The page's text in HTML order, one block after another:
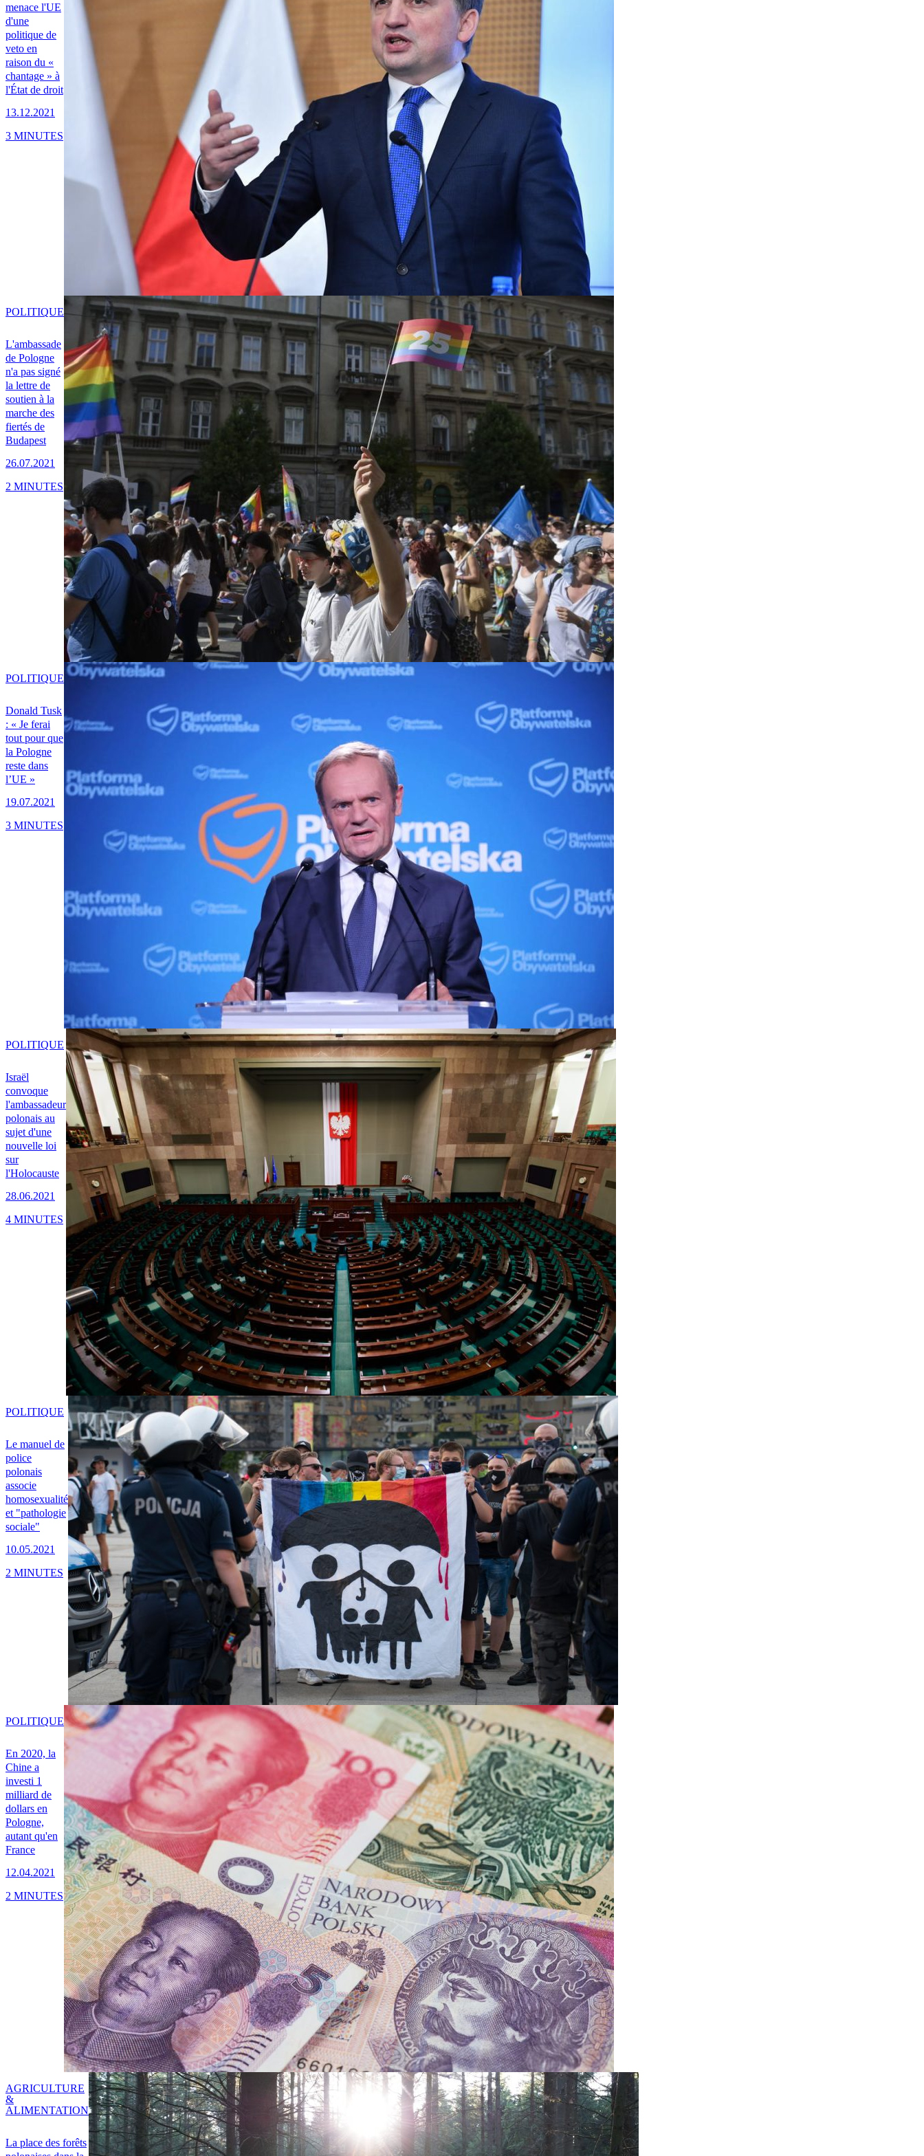
menace l'UE
d'une
politique de
veto en
raison du «
chantage » à
l'État de droit
13.12.2021
3 MINUTES
L'ambassade
de Pologne
n'a pas signé
la lettre de
soutien à la
marche des
fiertés de
Budapest
26.07.2021
POLITIQUE
2 MINUTES
Donald Tusk
: « Je ferai
tout pour que
la Pologne
reste dans
l’UE »
19.07.2021
POLITIQUE
3 MINUTES
Israël
convoque
l'ambassadeur
polonais au
sujet d'une
nouvelle loi
sur
l'Holocauste
28.06.2021
POLITIQUE
4 MINUTES
Le manuel de
police
polonais
associe
homosexualité
et "pathologie
sociale"
10.05.2021
POLITIQUE
2 MINUTES
En 2020, la
Chine a
investi 1
milliard de
dollars en
Pologne,
autant qu'en
France
12.04.2021
POLITIQUE
2 MINUTES
La place des forêts
AGRICULTURE
&
ALIMENTATION